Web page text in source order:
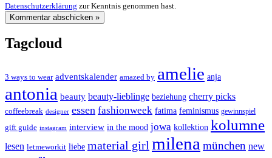
Datenschutzerklärung zur Kenntnis genommen hast.
Tagcloud
3 ways to wear adventskalender amazed by amelie anja
antonia beauty beauty-lieblinge beziehung cherry picks
coffeebreak designer essen fashionweek fatima feminismus gewinnspiel
gift guide instagram interview in the mood jowa kollektion kolumne
lesen letmeworkit liebe material girl milena münchen new